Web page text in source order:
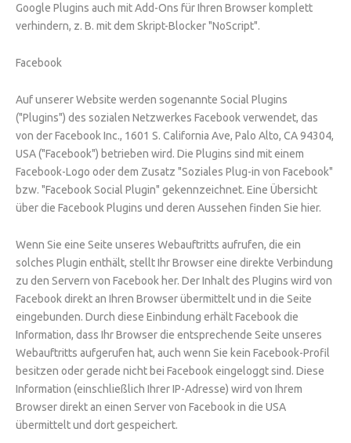
Google Plugins auch mit Add-Ons für Ihren Browser komplett
verhindern, z. B. mit dem Skript-Blocker "NoScript".
Facebook
Auf unserer Website werden sogenannte Social Plugins
("Plugins") des sozialen Netzwerkes Facebook verwendet, das
von der Facebook Inc., 1601 S. California Ave, Palo Alto, CA 94304,
USA ("Facebook") betrieben wird. Die Plugins sind mit einem
Facebook-Logo oder dem Zusatz "Soziales Plug-in von Facebook"
bzw. "Facebook Social Plugin" gekennzeichnet. Eine Übersicht
über die Facebook Plugins und deren Aussehen finden Sie hier.
Wenn Sie eine Seite unseres Webauftritts aufrufen, die ein
solches Plugin enthält, stellt Ihr Browser eine direkte Verbindung
zu den Servern von Facebook her. Der Inhalt des Plugins wird von
Facebook direkt an Ihren Browser übermittelt und in die Seite
eingebunden. Durch diese Einbindung erhält Facebook die
Information, dass Ihr Browser die entsprechende Seite unseres
Webauftritts aufgerufen hat, auch wenn Sie kein Facebook-Profil
besitzen oder gerade nicht bei Facebook eingeloggt sind. Diese
Information (einschließlich Ihrer IP-Adresse) wird von Ihrem
Browser direkt an einen Server von Facebook in die USA
übermittelt und dort gespeichert.